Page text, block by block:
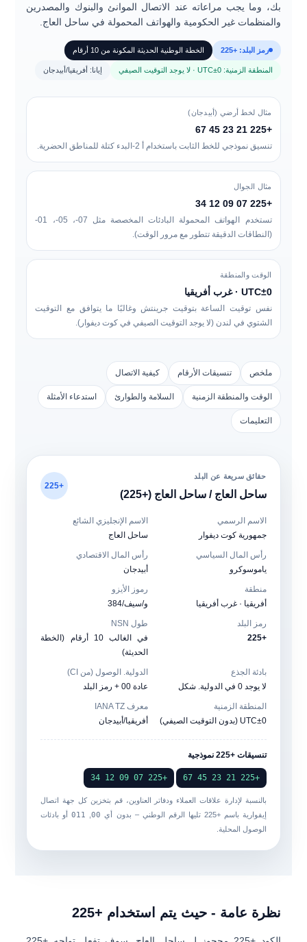
بك، وما يجب مراعاته عند الاتصال الموانئ والبنوك والمصدرين
والمنظمات غير الحكومية والهواتف المحمولة في ساحل العاج.
رمز البلد: +225 الخطة الوطنية الحديثة المكونة من 10 أرقام
المنطقة الزمنية: UTC±0 · لا يوجد التوقيت الصيفي إيانا: أفريقيا/أبيدجان
مثال لخط أرضي (أبيدجان)
+225 21 23 45 67
تنسيق نموذجي للخط الثابت باستخدام أ 2-البدء كتلة للمناطق الحضرية.
مثال الجوال
+225 07 09 12 34
تستخدم الهواتف المحمولة البادئات المخصصة مثل 07-، 05-، 01-
(النطاقات الدقيقة تتطور مع مرور الوقت).
الوقت والمنطقة
UTC±0 · غرب أفريقيا
نفس توقيت الساعة بتوقيت جرينتش وغالبًا ما يتوافق مع التوقيت
الشتوي في لندن (لا يوجد التوقيت الصيفي في كوت ديفوار).
ملخص تنسيقات الأرقام كيفية الاتصال
الوقت والمنطقة الزمنية السلامة والطوارئ استدعاء الأمثلة
التعليمات
حقائق سريعة عن البلد
ساحل العاج / ساحل العاج (+225)
+225
الاسم الرسمي
جمهورية كوت ديفوار
الاسم الإنجليزي الشائع
ساحل العاج
رأس المال السياسي
ياموسوكرو
رأس المال الاقتصادي
أبيدجان
منطقة
أفريقيا · غرب أفريقيا
رموز الأيزو
و/سيف/384
رمز البلد
+225
طول NSN
في الغالب 10 أرقام (الخطة
الحديثة)
بادئة الجذع
لا يوجد 0 في الدولية. شكل
الدولية. الوصول (من CI)
عادة 00 + رمز البلد
المنطقة الزمنية
UTC±0 (بدون التوقيت الصيفي)
معرف IANA TZ
أفريقيا/أبيدجان
تنسيقات +225 نموذجية
+225 21 23 45 67
+225 07 09 12 34
بالنسبة لإدارة علاقات العملاء ودفاتر العناوين، قم بتخزين كل جهة اتصال
إيفوارية باسم+225 تليها الرقم الوطني – بدون أي 00
,
011أو بادئات
الوصول المحلية.
نظرة عامة - حيث يتم استخدام +225